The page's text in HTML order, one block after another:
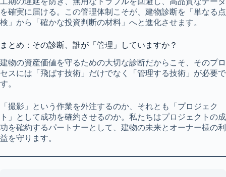
を確実に届ける。この管理体制こそが、建物診断を「単なる点
検」から「確かな投資判断の材料」へと進化させます。
まとめ：その診断、誰が「管理」していますか？
建物の資産価値を守るための大切な診断だからこそ、そのプロ
セスには「飛ばす技術」だけでなく「管理する技術」が必要で
す。
「撮影」という作業を外注するのか、それとも「プロジェク
ト」として成功を確約させるのか。私たちはプロジェクトの成
功を確約するパートナーとして、建物の未来とオーナー様の利
益を守ります。